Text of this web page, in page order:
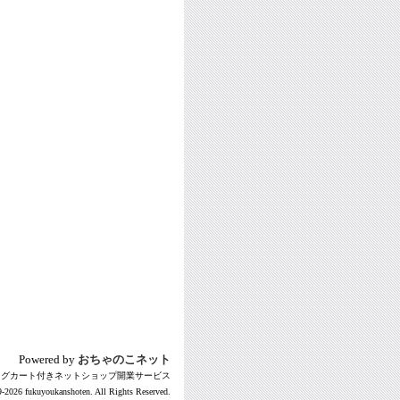
Powered by おちゃのこネット
カート付きネットショップ開業サービス
2026 fukuyoukanshoten. All Rights Reserved.